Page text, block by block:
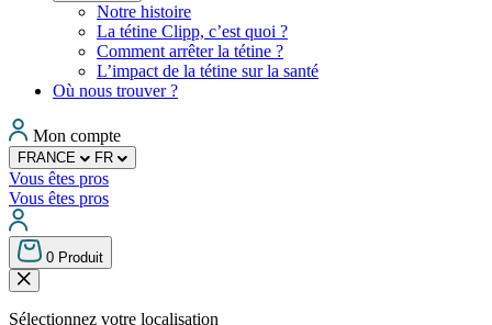
Notre histoire
La tétine Clipp, c’est quoi ?
Comment arrêter la tétine ?
L’impact de la tétine sur la santé
Où nous trouver ?
Mon compte
FRANCE FR
Vous êtes pros
Vous êtes pros
0 Produit
Sélectionnez votre localisation